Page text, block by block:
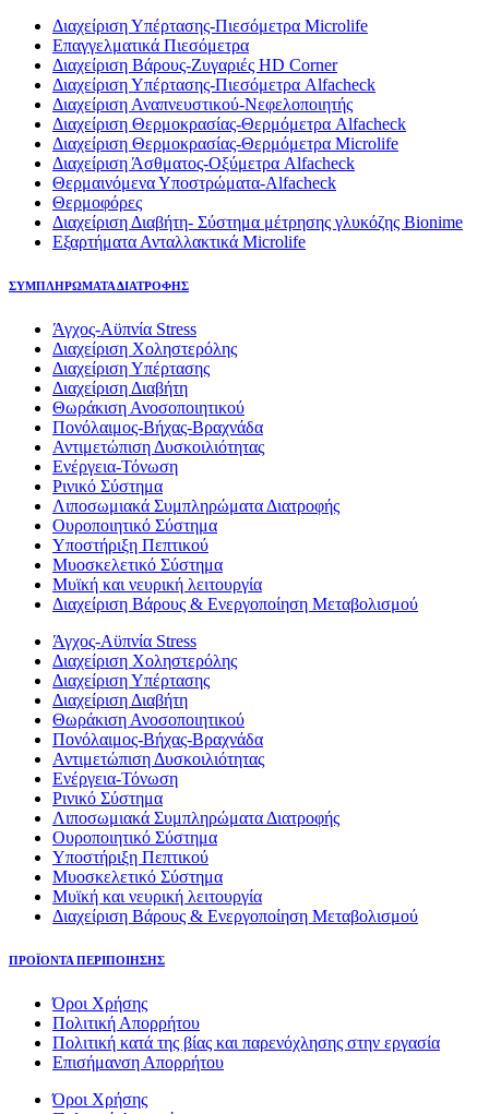
Διαχείριση Υπέρτασης-Πιεσόμετρα Microlife
Επαγγελματικά Πιεσόμετρα
Διαχείριση Βάρους-Ζυγαριές HD Corner
Διαχείριση Υπέρτασης-Πιεσόμετρα Alfacheck
Διαχείριση Αναπνευστικού-Νεφελοποιητής
Διαχείριση Θερμοκρασίας-Θερμόμετρα Alfacheck
Διαχείριση Θερμοκρασίας-Θερμόμετρα Microlife
Διαχείριση Άσθματος-Οξύμετρα Alfacheck
Θερμαινόμενα Υποστρώματα-Alfacheck
Θερμοφόρες
Διαχείριση Διαβήτη- Σύστημα μέτρησης γλυκόζης Bionime
Εξαρτήματα Ανταλλακτικά Microlife
ΣΥΜΠΛΗΡΩΜΑΤΑ ΔΙΑΤΡΟΦΗΣ
Άγχος-Αϋπνία Stress
Διαχείριση Χοληστερόλης
Διαχείριση Υπέρτασης
Διαχείριση Διαβήτη
Θωράκιση Ανοσοποιητικού
Πονόλαιμος-Βήχας-Βραχνάδα
Αντιμετώπιση Δυσκοιλιότητας
Eνέργεια-Τόνωση
Ρινικό Σύστημα
Λιποσωμιακά Συμπληρώματα Διατροφής
Ουροποιητικό Σύστημα
Υποστήριξη Πεπτικού
Μυοσκελετικό Σύστημα
Μυϊκή και νευρική λειτουργία
Διαχείριση Βάρους & Ενεργοποίηση Μεταβολισμού
Άγχος-Αϋπνία Stress
Διαχείριση Χοληστερόλης
Διαχείριση Υπέρτασης
Διαχείριση Διαβήτη
Θωράκιση Ανοσοποιητικού
Πονόλαιμος-Βήχας-Βραχνάδα
Αντιμετώπιση Δυσκοιλιότητας
Eνέργεια-Τόνωση
Ρινικό Σύστημα
Λιποσωμιακά Συμπληρώματα Διατροφής
Ουροποιητικό Σύστημα
Υποστήριξη Πεπτικού
Μυοσκελετικό Σύστημα
Μυϊκή και νευρική λειτουργία
Διαχείριση Βάρους & Ενεργοποίηση Μεταβολισμού
ΠΡΟΪΟΝΤΑ ΠΕΡΙΠΟΙΗΣΗΣ
Όροι Χρήσης
Πολιτική Απορρήτου
Πολιτική κατά της βίας και παρενόχλησης στην εργασία
Επισήμανση Απορρήτου
Όροι Χρήσης